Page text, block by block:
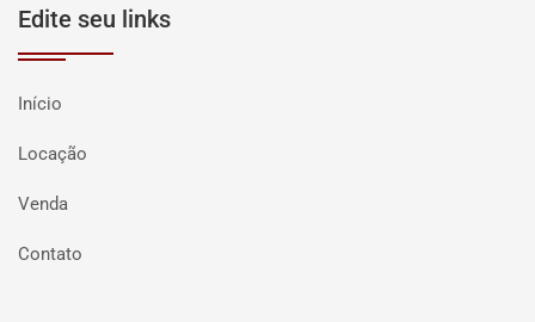
Edite seu links
Início
Locação
Venda
Contato